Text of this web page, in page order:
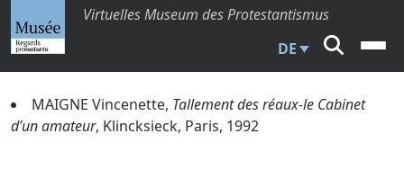
Virtuelles Museum des Protestantismus
DE
MAIGNE Vincenette, Tallement des réaux-le Cabinet
d’un amateur, Klincksieck, Paris, 1992